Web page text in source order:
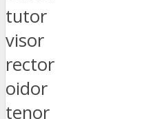
tutor
visor
rector
oidor
tenor